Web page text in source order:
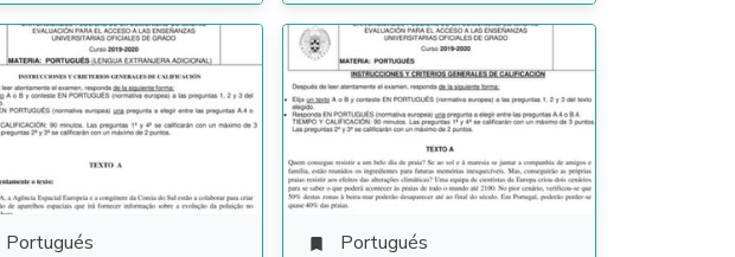
Portugués  Portugués